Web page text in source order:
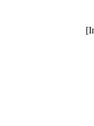
[